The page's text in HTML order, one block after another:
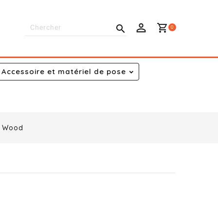
shopping_cart 0

Accessoire et matériel de pose